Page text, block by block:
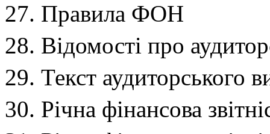
27. Правила ФОН
28. Відомості про
29. Текст аудиторського
30. Річна фінансова